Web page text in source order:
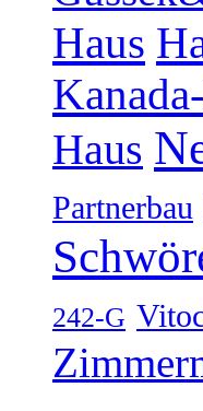
Haus
Haus
Partnerbau
242-G